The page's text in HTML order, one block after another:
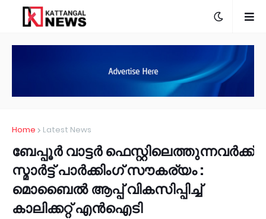
Home Latest News
ബേപ്പൂർ വാട്ടർ ഫെസ്റ്റിലെത്തുന്നവർക്ക്
സ്മാർട്ട്‌ പാർക്കിംഗ് സൗകര്യം :
മൊബൈൽ ആപ്പ് വികസിപ്പിച്ച്
കാലിക്കറ്റ് എൻഐടി